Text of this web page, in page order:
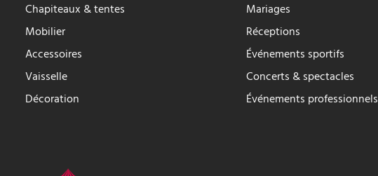
Chapiteaux & tentes
Mobilier
Accessoires
Vaisselle
Décoration
Mariages
Réceptions
Événements sportifs
Concerts & spectacles
Événements professionnels